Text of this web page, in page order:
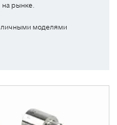
на рынке.
моделями